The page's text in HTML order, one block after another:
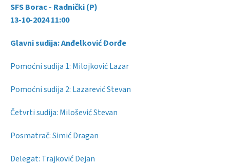
SFS Borac - Radnički (P)
13-10-2024 11:00
Glavni sudija: Anđelković Đorđe
Pomoćni sudija 1: Milojković Lazar
Pomoćni sudija 2: Lazarević Stevan
Četvrti sudija: Milošević Stevan
Posmatrač: Simić Dragan
Delegat: Trajković Dejan